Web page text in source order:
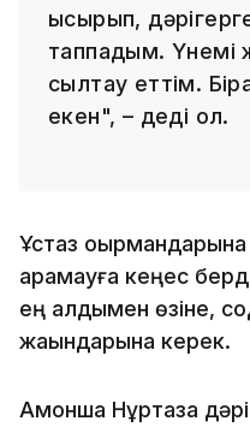
ысырып,
таппадым. Үнемі
сылтау еттім.
екен", – деді ол.
Ұстаз оқырмандарына
қарамауға кеңес
ең алдымен өзіне,
жақындарына керек.
Ақмоншақ Нұртаза